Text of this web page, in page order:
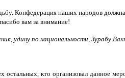
Конфедерация наших народов
вам за внимание!
удину по национальности, Зурабу
кто организовал данное